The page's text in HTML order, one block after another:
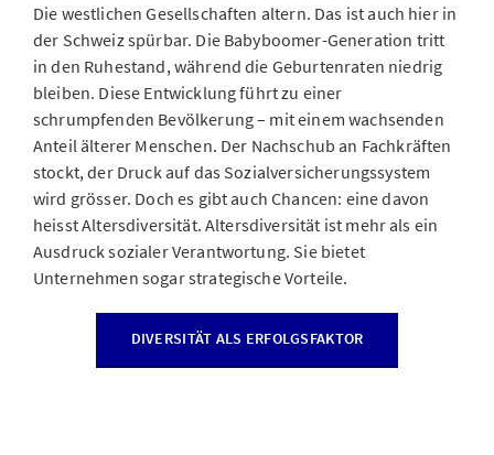
Die westlichen Gesellschaften altern. Das ist auch hier in
der Schweiz spürbar. Die Babyboomer-Generation tritt
in den Ruhestand, während die Geburtenraten niedrig
bleiben. Diese Entwicklung führt zu einer
schrumpfenden Bevölkerung – mit einem wachsenden
Anteil älterer Menschen. Der Nachschub an Fachkräften
stockt, der Druck auf das Sozialversicherungssystem
wird grösser. Doch es gibt auch Chancen: eine davon
heisst Altersdiversität. Altersdiversität ist mehr als ein
Ausdruck sozialer Verantwortung. Sie bietet
Unternehmen sogar strategische Vorteile.
DIVERSITÄT ALS ERFOLGSFAKTOR